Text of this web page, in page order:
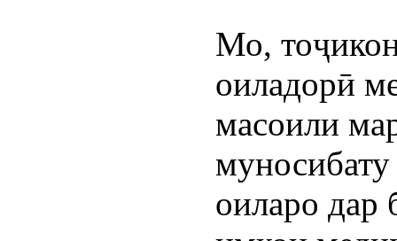
Мо,
оиладорӣ
масоили
оиларо дар